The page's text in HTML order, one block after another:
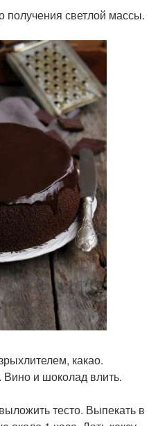
получения светлой массы.
какао.
и шоколад влить.
тесто. Выпекать в